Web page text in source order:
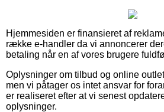
Hjemmesiden er finansieret af
række e-handler da vi annoncerer
betaling når en af vores brugere
Oplysninger om tilbud og online
men vi påtager os intet ansvar for
er realiseret efter at vi senest
oplysninger.